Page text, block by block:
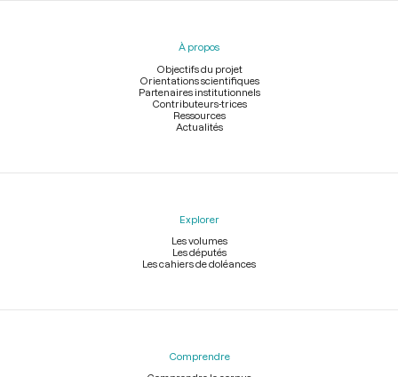
À propos
Objectifs du projet
Orientations scientifiques
Partenaires institutionnels
Contributeurs-trices
Ressources
Actualités
Explorer
Les volumes
Les députés
Les cahiers de doléances
Comprendre